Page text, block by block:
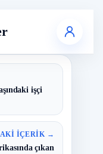
işçi
İÇERIK →
çıkan